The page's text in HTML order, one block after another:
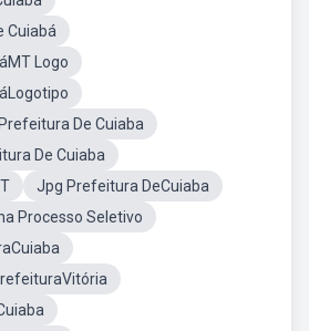
Cuiabá
Logo
De Cuiaba
De Cuiaba
Jpg Prefeitura DeCuiaba
Processo Seletivo